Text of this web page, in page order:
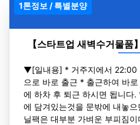
1톤정보 / 특별분양
【스타트업 새벽수거물
▼[일내용] * 거주지에서 22:00
으로 바로 출근 * 출근하여 바
에 하차 후 퇴근 하시면 됩니다
에 담겨있는것을 문밖에 내놓
닐팩은 대부분 가벼운 부피짐